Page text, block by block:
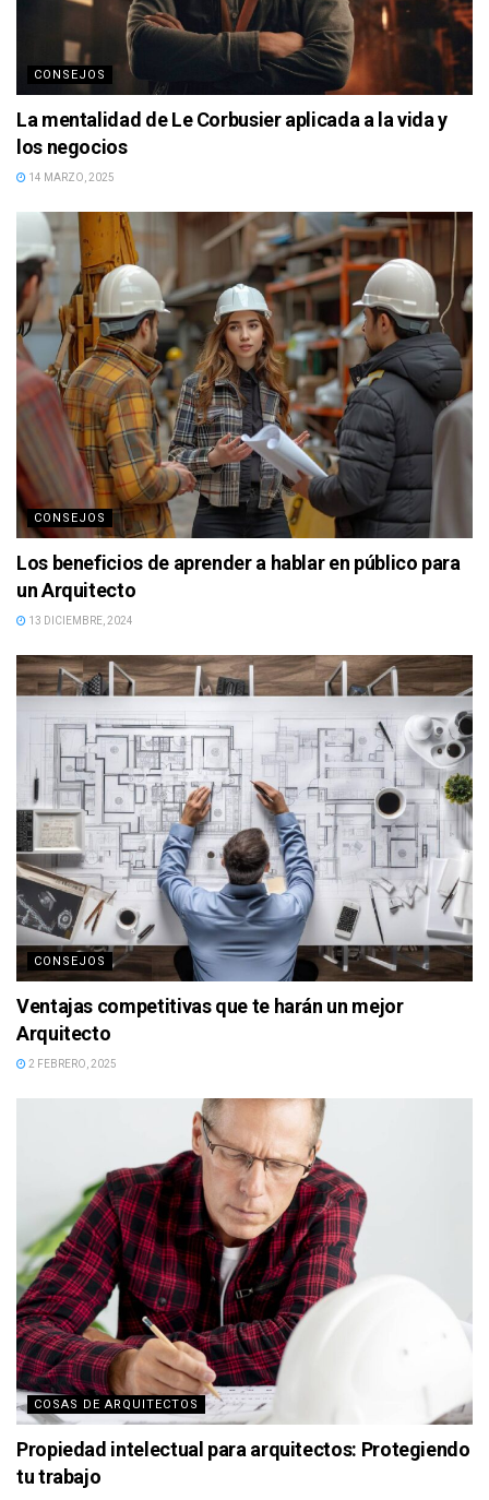
CONSEJOS
La mentalidad de Le Corbusier aplicada a la vida y
los negocios
14 MARZO, 2025
CONSEJOS
Los beneficios de aprender a hablar en público para
un Arquitecto
13 DICIEMBRE, 2024
CONSEJOS
Ventajas competitivas que te harán un mejor
Arquitecto
2 FEBRERO, 2025
COSAS DE ARQUITECTOS
Propiedad intelectual para arquitectos: Protegiendo
tu trabajo